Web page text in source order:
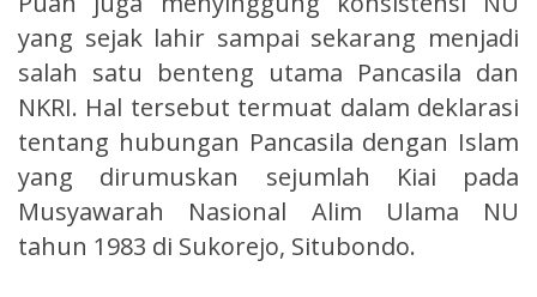
yang sejak lahir sampai sekarang menjadi
salah satu benteng utama Pancasila dan
NKRI. Hal tersebut termuat dalam deklarasi
tentang hubungan Pancasila dengan Islam
yang dirumuskan sejumlah Kiai pada
Musyawarah Nasional Alim Ulama NU
tahun 1983 di Sukorejo, Situbondo.